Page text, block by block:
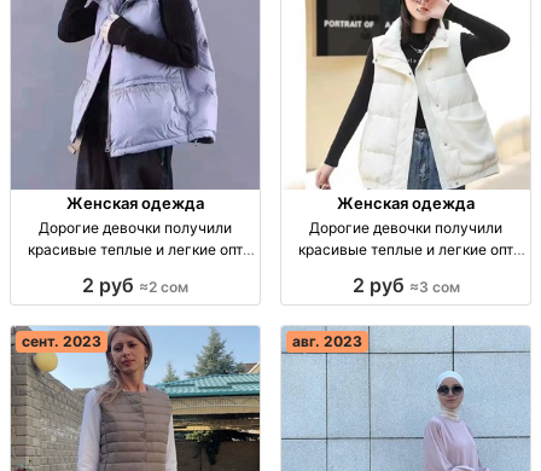
Женская одежда
Дорогие девочки получили
красивые теплые и легкие опт
2 руб ≈2 сом
Женская одежда
Дорогие девочки получили
красивые теплые и легкие опт
2 руб ≈3 сом
сент. 2023 авг. 2023